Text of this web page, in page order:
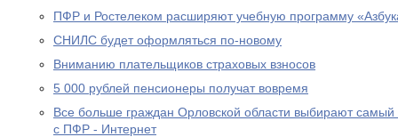
ПФР и Ростелеком расширяют учебную программу
СНИЛС будет оформляться по-новому
Вниманию плательщиков страховых взносов
5 000 рублей пенсионеры получат вовремя
Все больше граждан Орловской области выбирают
с ПФР - Интернет